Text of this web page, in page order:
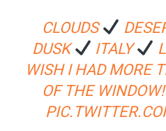
CLOUDS
DUSK
ITALY
WISH I HAD MORE
OF THE WINDOW!